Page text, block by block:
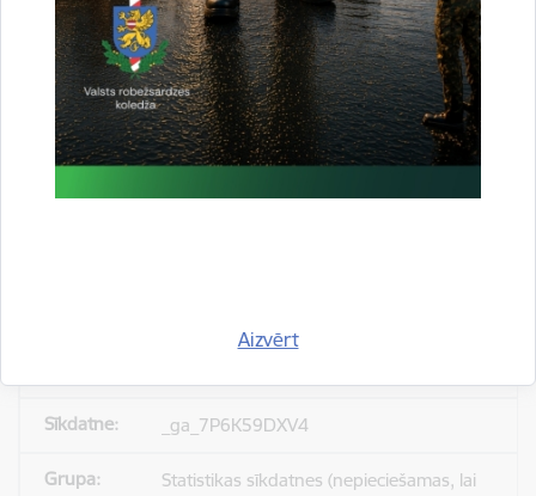
Aizvērt
_gid
Statistikas sīkdatnes (nepieciešamas, lai
uzlabotu vietnes darbību un
24 stundas
_ga_7P6K59DXV4
Statistikas sīkdatnes (nepieciešamas, lai